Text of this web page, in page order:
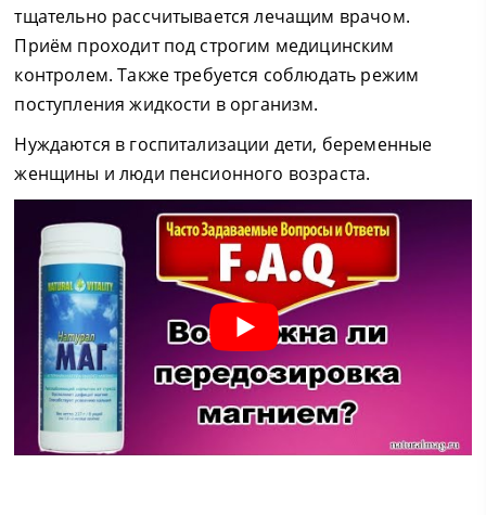
тщательно рассчитывается лечащим врачом.
Приём проходит под строгим медицинским
контролем. Также требуется соблюдать режим
поступления жидкости в организм.
Нуждаются в госпитализации дети, беременные
женщины и люди пенсионного возраста.